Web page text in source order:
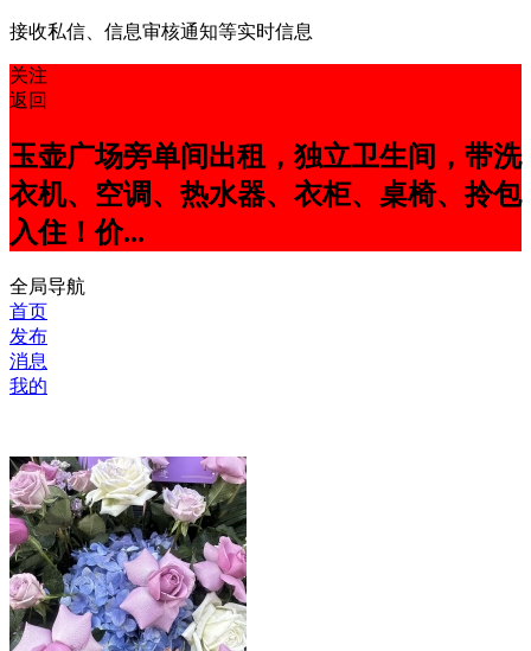
接收私信、信息审核通知等实时信息
关注
返回
玉壶广场旁单间出租，独立卫生间，带洗
衣机、空调、热水器、衣柜、桌椅、拎包
入住！价...
全局导航
首页
发布
消息
我的